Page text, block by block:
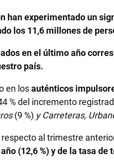
han experimentado un
los 11,6 millones de
en el último año
país.
en losauténticos
% del incremento
(9 %) y Carreteras,
al trimestre
(12,6 %) y de la tasa